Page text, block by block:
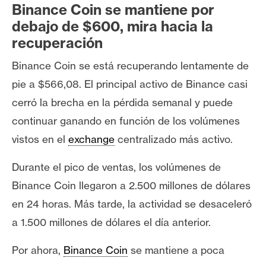
o
y
P
u
b
l
i
c
i
a
d
Binance Coin se mantiene por
debajo de $600, mira hacia la
recuperación
Binance Coin se está recuperando lentamente de
pie a $566,08. El principal activo de Binance casi
cerró la brecha en la pérdida semanal y puede
continuar ganando en función de los volúmenes
vistos en el exchange centralizado más activo.
Durante el pico de ventas, los volúmenes de
Binance Coin llegaron a 2.500 millones de dólares
en 24 horas. Más tarde, la actividad se desaceleró
a 1.500 millones de dólares el día anterior.
Por ahora, Binance Coin se mantiene a poca